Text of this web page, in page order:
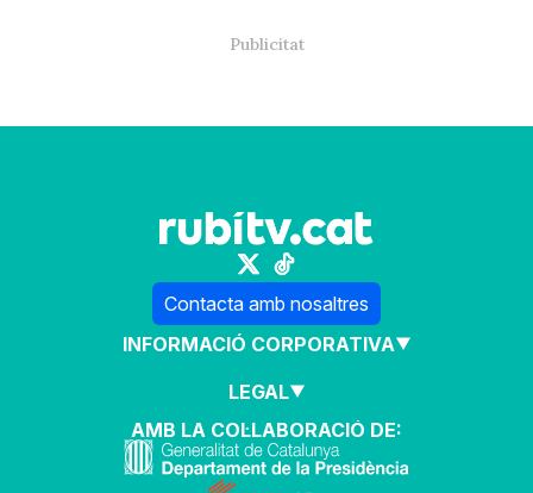
Contacta amb nosaltres
INFORMACIÓ CORPORATIVA
LEGAL
AMB LA COL·LABORACIÓ DE: